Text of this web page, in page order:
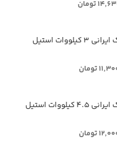
تومان
هیتر سونای خشک ایرانی ۳ کیلووات استیل
تومان
هیتر سونای خشک ایرانی ۴.۵ کیلووات استیل
تومان